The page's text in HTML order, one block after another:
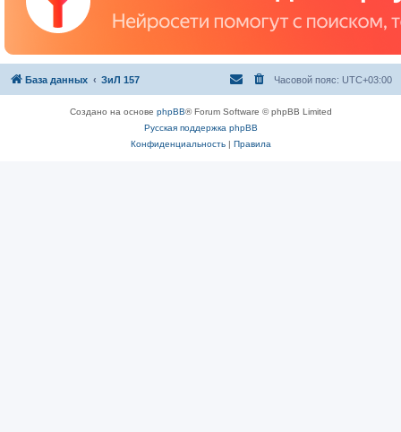
База данных ЗиЛ 157 Часовой пояс: UTC+03:00
Создано на основе phpBB® Forum Software © phpBB Limited
Русская поддержка phpBB
Конфиденциальность| Правила